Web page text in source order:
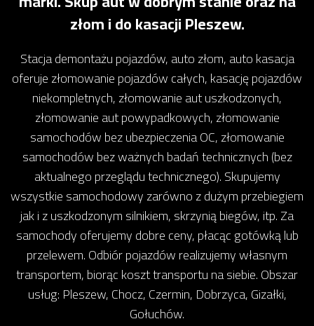
złom i do kasacji Pleszew.
Stacja demontażu pojazdów, auto złom, auto kasacja
oferuje złomowanie pojazdów całych, kasację pojazdów
niekompletnych, złomowanie aut uszkodzonych,
złomowanie aut powypadkowych, złomowanie
samochodów bez ubezpieczenia OC, złomowanie
samochodów bez ważnych badań technicznych (bez
aktualnego przeglądu technicznego). Skupujemy
wszystkie samochodowy zarówno z dużym przebiegiem
jak i z uszkodzonym silnikiem, skrzynią biegów, itp. Za
samochody oferujemy dobre ceny, płacąc gotówką lub
przelewem. Odbiór pojazdów realizujemy własnym
transportem, biorąc koszt transportu na siebie. Obszar
usług: Pleszew, Chocz, Czermin, Dobrzyca, Gizałki,
Gołuchów.